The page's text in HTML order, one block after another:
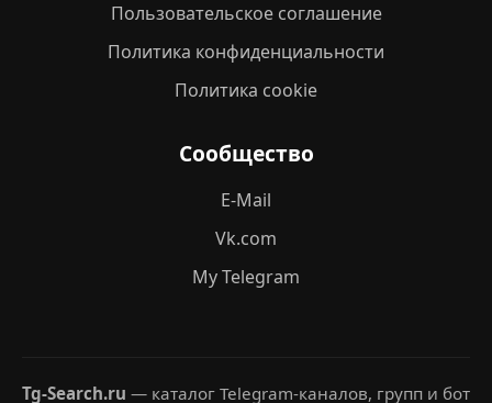
Пользовательское соглашение
Политика конфиденциальности
Политика cookie
Сообщество
E-Mail
Vk.com
My Telegram
Tg-Search.ru — каталог Telegram-каналов, групп и бот